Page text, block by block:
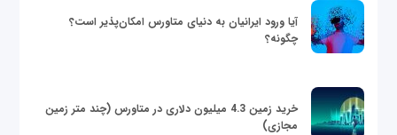
آیا ورود ایرانیان به دنیای متاورس امکان‌پذیر است؟
چگونه؟
خرید زمین 4.3 میلیون دلاری در متاورس (چند متر زمین
مجازی)